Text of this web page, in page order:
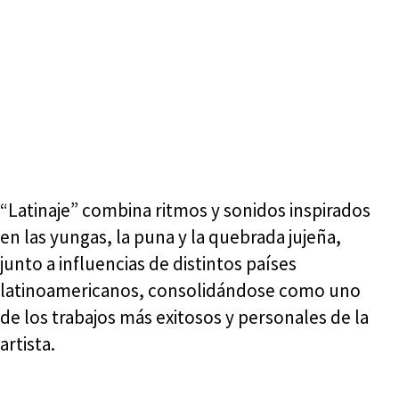
“Latinaje” combina ritmos y sonidos inspirados
en las yungas, la puna y la quebrada jujeña,
junto a influencias de distintos países
latinoamericanos, consolidándose como uno
de los trabajos más exitosos y personales de la
artista.